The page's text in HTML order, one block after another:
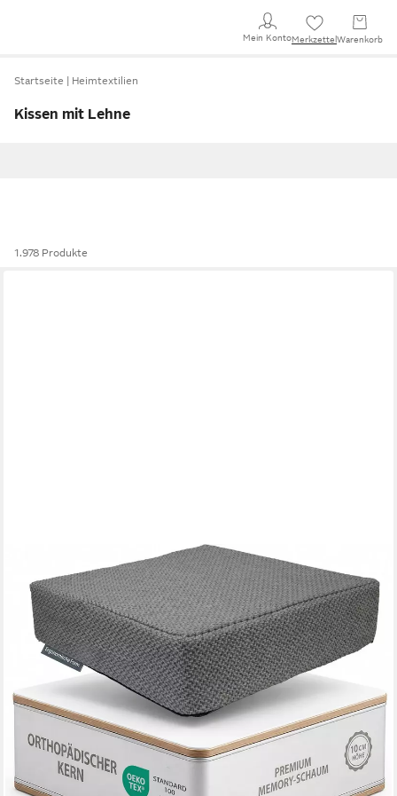
Mein KontoMerkzettel Warenkorb
Startseite Heimtextilien
Kissen mit Lehne
1.978 Produkte